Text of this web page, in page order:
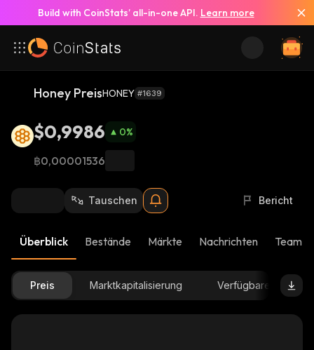
Build with CoinStats’ all-in-one API. Learn more
Honey PreisHONEY #1639
$0,9986 0%
฿0,00001536
Tauschen Bericht
Überblick Bestände Märkte Nachrichten Team-
Preis Marktkapitalisierung Verfügbare Menge